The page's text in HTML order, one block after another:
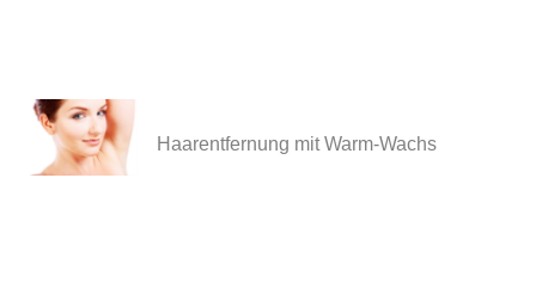
Haarentfernung mit Warm-Wachs